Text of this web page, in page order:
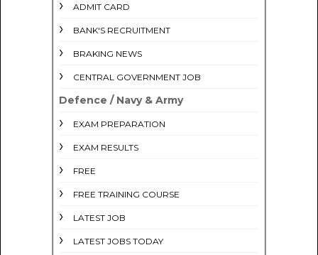
ADMIT CARD
BANK'S RECRUITMENT
BRAKING NEWS
CENTRAL GOVERNMENT JOB
Defence / Navy & Army
EXAM PREPARATION
EXAM RESULTS
FREE
FREE TRAINING COURSE
LATEST JOB
LATEST JOBS TODAY